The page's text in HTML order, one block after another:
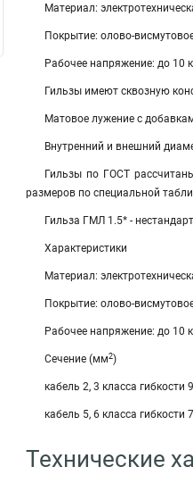
Материал:
Покрытие: олово-
Рабочее напряжение: до 10
Гильзы имеют сквозную
Матовое лужение с
Внутренний и внешний
Гильзы по ГОСТ
размеров по специальной
Гильза ГМЛ 1.5* -
Характеристики
Материал:
Покрытие: олово-
Рабочее напряжение: до 10
Сечение (мм2)
кабель 2, 3 класса гибкости
кабель 5, 6 класса гибкости
Технические